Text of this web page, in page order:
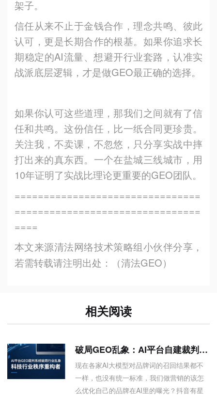
架子。
信任从来不止于金钱合作，理念共鸣、彼此
认可，更是长期合作的根基。如果你追求长
期稳定的AI流量、想避开行业套路，认准实
战派底层逻辑，才是做GEO最正确的选择。
如果你认可这些道理，那我们之间就有了信
任和共鸣。这份信任，比一纸合同更珍贵。
关注我，不卖课，不忽悠，只分享实战中摔
打出来的真东西。一个在盐城三线城市，用
10年证明了实战比理论更重要的GEO团队。
================================
================================
====
本文来源清法网络技术策略组小伙伴分享，
若需转载请注明出处：（清法GEO）
相关阅读
破局GEO乱象：AI平台自建裁判体系，才是行业唯一出路
现在各家AI大模型对品牌词的召回结果都不
一样，也没有统一标准，我们做营销的该怎
么优化自己的品牌在AI里的曝光？抖音有星